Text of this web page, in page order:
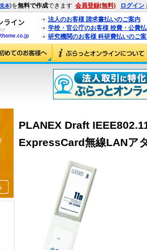
見本)を無料で作成できます 会員登録(無料) ログイン
法人のお客様 請求書払いのご案内
学校・官公庁のお客様 校費・公費
研究機関のお客様 科研費払いのご
PLANEX Draft
ExpressCard無線LANア